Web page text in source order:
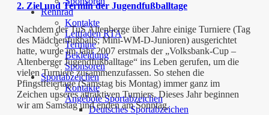
Rennrad
Kontakte
Leitfaden RTA
Termine
Bekleidung
Sponsoren
Sportabzeichen
Kontakte
Angebote Sportabzeichen
Deutsches Sportabzeichen
2. Ziel und Termin der Jugendfußballtage
Nachdem der TuS Altenberge über Jahre einige Turniere (Tag
des Mädchenfußballs; Mini-WM-D-Junioren) ausgerichtet
hatte, wurde im Jahr 2007 erstmals der „Volksbank-Cup –
Altenberger Jugendfußballtage“ ins Leben gerufen, um die
vielen Turniere zusammenzufassen. So stehen die
Pfingstfeiertage (Samstag bis Montag) immer ganz im
Zeichen unseres attraktiven Turniers. Dieses Jahr beginnen
wir am Samstag und enden am Sonntag.